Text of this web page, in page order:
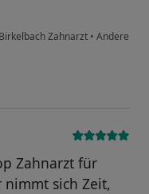
Zahnarzt • Andere
Zahnarzt für
nimmt sich Zeit,